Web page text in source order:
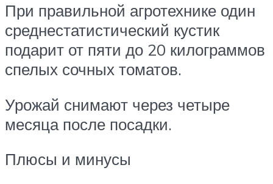
При правильной агротехнике один
среднестатистический кустик
подарит от пяти до 20 килограммов
спелых сочных томатов.
Урожай снимают через четыре
месяца после посадки.
Плюсы и минусы